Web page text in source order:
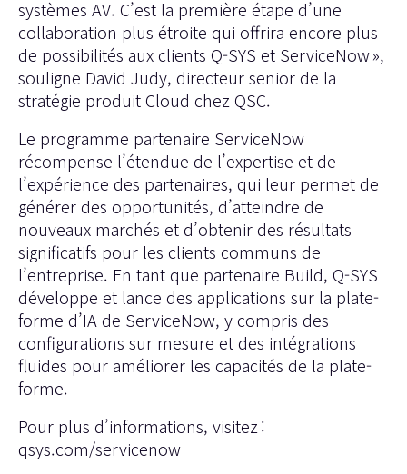
systèmes AV. C’est la première étape d’une
collaboration plus étroite qui offrira encore plus
de possibilités aux clients Q-SYS et ServiceNow »,
souligne David Judy, directeur senior de la
stratégie produit Cloud chez QSC.
Le programme partenaire ServiceNow
récompense l’étendue de l’expertise et de
l’expérience des partenaires, qui leur permet de
générer des opportunités, d’atteindre de
nouveaux marchés et d’obtenir des résultats
significatifs pour les clients communs de
l’entreprise. En tant que partenaire Build, Q-SYS
développe et lance des applications sur la plate-
forme d’IA de ServiceNow, y compris des
configurations sur mesure et des intégrations
fluides pour améliorer les capacités de la plate-
forme.
Pour plus d’informations, visitez :
qsys.com/servicenow